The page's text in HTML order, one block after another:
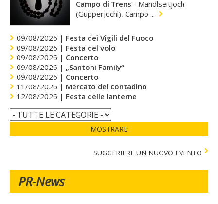
Campo di Trens - Mandlseitjoch
(Gupperjöchl), Campo ...
09/08/2026 | Festa dei Vigili del Fuoco
09/08/2026 | Festa del volo
09/08/2026 | Concerto
09/08/2026 | „Santoni Family“
09/08/2026 | Concerto
11/08/2026 | Mercato del contadino
12/08/2026 | Festa delle lanterne
MOSTRARE
SUGGERIERE UN NUOVO EVENTO
PR-News